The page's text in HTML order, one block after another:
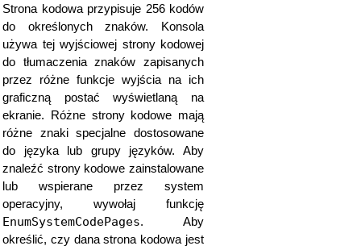
Strona kodowa przypisuje 256 kodów
do określonych znaków. Konsola
używa tej wyjściowej strony kodowej
do tłumaczenia znaków zapisanych
przez różne funkcje wyjścia na ich
graficzną postać wyświetlaną na
ekranie. Różne strony kodowe mają
różne znaki specjalne dostosowane
do języka lub grupy języków. Aby
znaleźć strony kodowe zainstalowane
lub wspierane przez system
operacyjny, wywołaj funkcję
EnumSystemCodePages. Aby
określić, czy dana strona kodowa jest